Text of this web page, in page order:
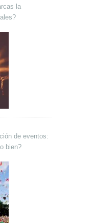
la
de eventos:
bien?